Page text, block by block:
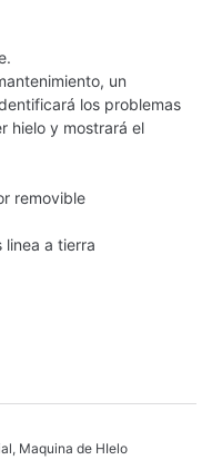
un
los problemas
hielo y mostrará el
removible
linea a tierra
, Maquina de HIelo